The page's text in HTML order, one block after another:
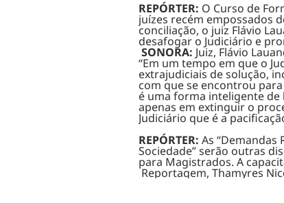
REPÓRTER: O Curso de
juízes recém empossados
conciliação, o juiz Flávio
desafogar o Judiciário e
SONORA: Juiz, Flávio
“Em um tempo em que o
extrajudiciais de solução,
com que se encontrou
é uma forma inteligente de
apenas em extinguir o
Judiciário que é a
REPÓRTER: As “Demandas
Sociedade” serão outras
para Magistrados. A
Reportagem, Thamyres